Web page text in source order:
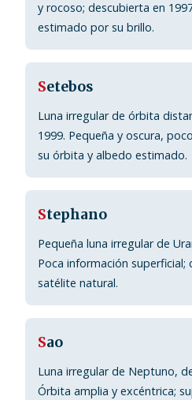
y rocoso; descubierta en
estimado por su brillo.
Setebos
Luna irregular de órbita
1999. Pequeña y oscura,
su órbita y albedo estimado.
Stephano
Pequeña luna irregular de
Poca información
satélite natural.
Sao
Luna irregular de Neptuno,
Órbita amplia y excéntrica;